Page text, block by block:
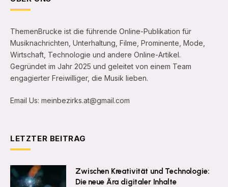
ThemenBrucke ist die führende Online-Publikation für
Musiknachrichten, Unterhaltung, Filme, Prominente, Mode,
Wirtschaft, Technologie und andere Online-Artikel.
Gegründet im Jahr 2025 und geleitet von einem Team
engagierter Freiwilliger, die Musik lieben.
Email Us: meinbezirks.at@gmail.com
LETZTER BEITRAG
Zwischen Kreativität und Technologie:
Die neue Ära digitaler Inhalte